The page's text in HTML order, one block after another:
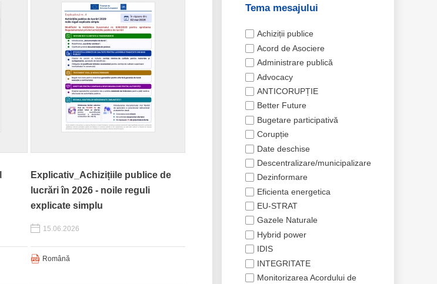
Explicativ_Achizițiile publice de
lucrări în 2026 - noile reguli
explicate simplu
15.06.2026
Română
Tema mesajului
Achiziții publice
Acord de Asociere
Administrare publică
Advocacy
ANTICORUPȚIE
Better Future
Bugetare participativă
Corupție
Date deschise
Descentralizare/municipalizare
Dezinformare
Eficienta energetica
EU-STRAT
Gazele Naturale
Hybrid power
IDIS
INTEGRITATE
Monitorizarea Acordului de